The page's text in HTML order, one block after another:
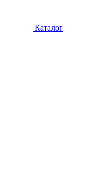
Каталог